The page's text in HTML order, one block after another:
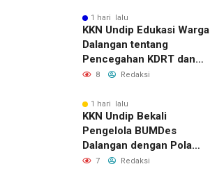
1 hari lalu
KKN Undip Edukasi Warga
Dalangan tentang
Pencegahan KDRT dan
Komunikasi Keluarga
8 Redaksi
1 hari lalu
KKN Undip Bekali
Pengelola BUMDes
Dalangan dengan Pola
Pikir Inovatif
7 Redaksi